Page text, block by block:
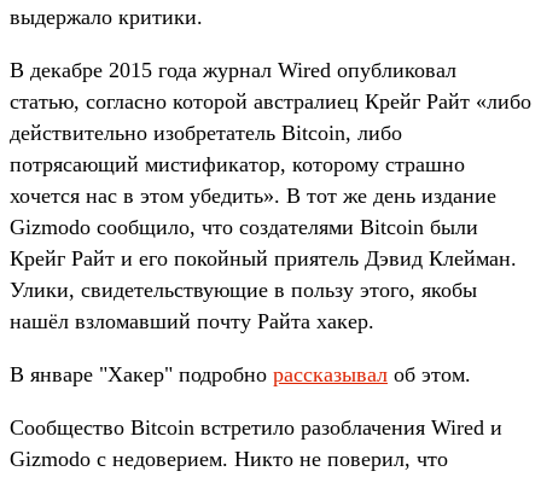
выдержало критики.
В декабре 2015 года журнал Wired опубликовал
статью, согласно которой австралиец Крейг Райт «либо
действительно изобретатель Bitcoin, либо
потрясающий мистификатор, которому страшно
хочется нас в этом убедить». В тот же день издание
Gizmodo сообщило, что создателями Bitcoin были
Крейг Райт и его покойный приятель Дэвид Клейман.
Улики, свидетельствующие в пользу этого, якобы
нашёл взломавший почту Райта хакер.
В январе "Хакер" подробно рассказывал об этом.
Сообщество Bitcoin встретило разоблачения Wired и
Gizmodo с недоверием. Никто не поверил, что